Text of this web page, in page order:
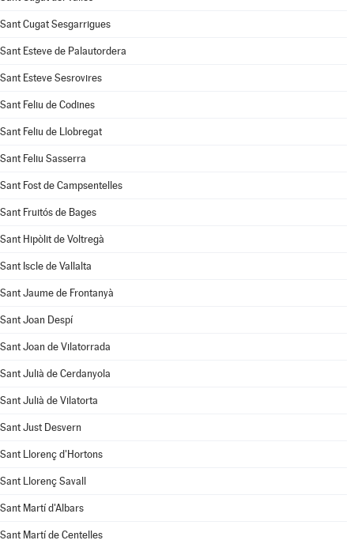
Sant Cugat Sesgarrigues
Sant Esteve de Palautordera
Sant Esteve Sesrovires
Sant Feliu de Codines
Sant Feliu de Llobregat
Sant Feliu Sasserra
Sant Fost de Campsentelles
Sant Fruitós de Bages
Sant Hipòlit de Voltregà
Sant Iscle de Vallalta
Sant Jaume de Frontanyà
Sant Joan Despí
Sant Joan de Vilatorrada
Sant Julià de Cerdanyola
Sant Julià de Vilatorta
Sant Just Desvern
Sant Llorenç d'Hortons
Sant Llorenç Savall
Sant Martí d'Albars
Sant Martí de Centelles